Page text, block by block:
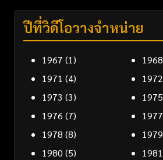
ปีที่วิดีโอวางจำหน่าย
1967 (1) 1968
1971 (4) 1972
1973 (3) 1975
1976 (7) 1977
1978 (8) 1979
1980 (5) 1981